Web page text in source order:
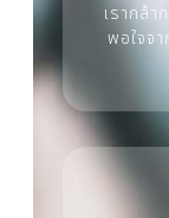
เรากล้
พอใจจ